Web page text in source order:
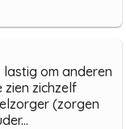
om anderen
zien zichzelf
(zorgen